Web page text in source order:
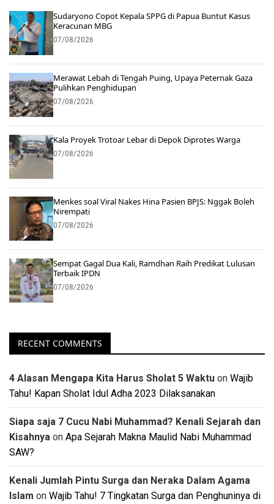
Sudaryono Copot Kepala SPPG di Papua Buntut Kasus
Keracunan MBG
07/08/2026
Merawat Lebah di Tengah Puing, Upaya Peternak Gaza
Pulihkan Penghidupan
07/08/2026
Kala Proyek Trotoar Lebar di Depok Diprotes Warga
07/08/2026
Menkes soal Viral Nakes Hina Pasien BPJS: Nggak Boleh
Nirempati
07/08/2026
Sempat Gagal Dua Kali, Ramdhan Raih Predikat Lulusan
Terbaik IPDN
07/08/2026
RECENT COMMENTS
4 Alasan Mengapa Kita Harus Sholat 5 Waktu on Wajib
Tahu! Kapan Sholat Idul Adha 2023 Dilaksanakan
Siapa saja 7 Cucu Nabi Muhammad? Kenali Sejarah dan
Kisahnya on Apa Sejarah Makna Maulid Nabi Muhammad
SAW?
Kenali Jumlah Pintu Surga dan Neraka Dalam Agama
Islam on Wajib Tahu! 7 Tingkatan Surga dan Penghuninya di